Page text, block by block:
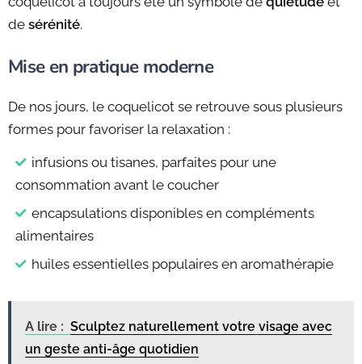
de sérénité.
Mise en pratique moderne
De nos jours, le coquelicot se retrouve sous plusieurs
formes pour favoriser la relaxation :
infusions ou tisanes, parfaites pour une
consommation avant le coucher
encapsulations disponibles en compléments
alimentaires
huiles essentielles populaires en aromathérapie
A lire : Sculptez naturellement votre visage avec
un geste anti-âge quotidien